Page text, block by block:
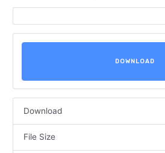
DOWNLOAD
Download
File Size